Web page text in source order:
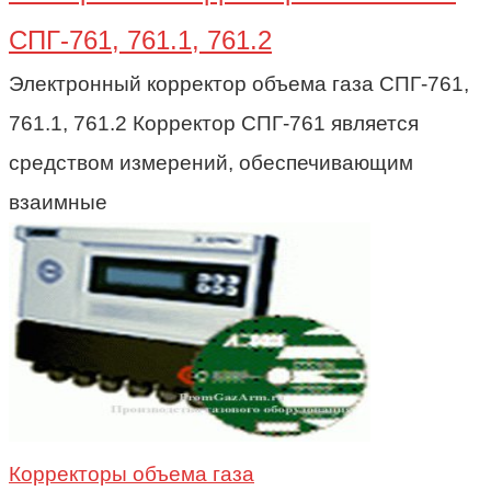
СПГ-761, 761.1, 761.2
Электронный корректор объема газа СПГ-761,
761.1, 761.2 Корректор СПГ-761 является
средством измерений, обеспечивающим
взаимные
Корректоры объема газа